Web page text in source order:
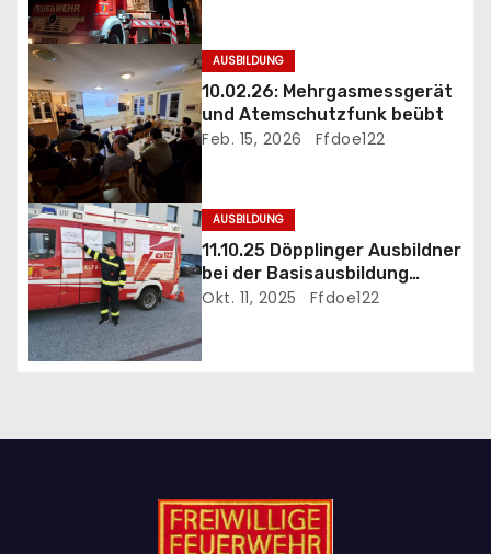
i
g
a
t
i
o
n
AUSBILDUNG
10.02.26: Mehrgasmessgerät
und Atemschutzfunk beübt
Feb. 15, 2026 Ffdoe122
AUSBILDUNG
11.10.25 Döpplinger Ausbildner
bei der Basisausbildung
eingesetzt
Okt. 11, 2025 Ffdoe122